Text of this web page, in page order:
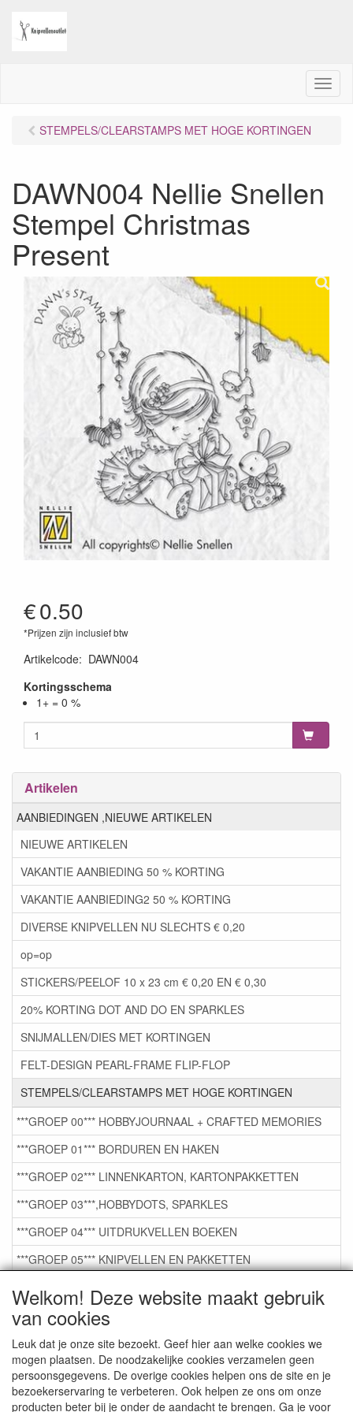
Welkom! Deze website maakt gebruik
van cookies
Leuk dat je onze site bezoekt. Geef hier aan welke cookies we
mogen plaatsen. De noodzakelijke cookies verzamelen geen
persoonsgegevens. De overige cookies helpen ons de site en je
bezoekerservaring te verbeteren. Ook helpen ze ons om onze
producten beter bij je onder de aandacht te brengen. Ga je voor
M
e
STEMPELS/CLEARSTAMPS MET HOGE KORTINGEN
DAWN004 Nellie Snellen
Stempel Christmas
Present
€0.50
*Prijzen zijn inclusief btw
Artikelcode: DAWN004
Kortingsschema
1+ = 0 %
Artikelen
AANBIEDINGEN ,NIEUWE ARTIKELEN
NIEUWE ARTIKELEN
VAKANTIE AANBIEDING 50 % KORTING
VAKANTIE AANBIEDING2 50 % KORTING
DIVERSE KNIPVELLEN NU SLECHTS € 0,20
op=op
STICKERS/PEELOF 10 x 23 cm € 0,20 EN € 0,30
20% KORTING DOT AND DO EN SPARKLES
SNIJMALLEN/DIES MET KORTINGEN
FELT-DESIGN PEARL-FRAME FLIP-FLOP
STEMPELS/CLEARSTAMPS MET HOGE KORTINGEN
***GROEP 00*** HOBBYJOURNAAL + CRAFTED MEMORIES
***GROEP 01*** BORDUREN EN HAKEN
***GROEP 02*** LINNENKARTON, KARTONPAKKETTEN
***GROEP 03***,HOBBYDOTS, SPARKLES
***GROEP 04*** UITDRUKVELLEN BOEKEN
***GROEP 05*** KNIPVELLEN EN PAKKETTEN
***GROEP 06*** TAPE/LIJM SNIJMALLEN STEMPELS
***GROEP 07*** KAARTEN +SCRAP TOEBEHOREN
***GROEP 08*** TEKENEN EN KLEUREN, GELPEN,MARKER
***GROEP 09*** KRALEN EN TOEBEHOREN
***GROEP 10*** WENSKAARTEN MET ENV. €0,75